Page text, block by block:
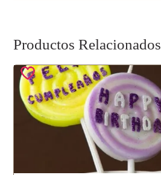
Productos Relacionados